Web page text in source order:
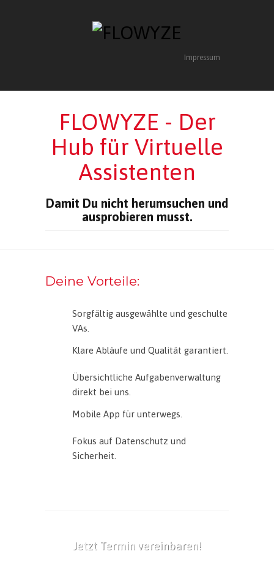
Impressum
FLOWYZE - Der
Hub für Virtuelle
Assistenten
Damit Du nicht herumsuchen und
ausprobieren musst.
Deine Vorteile:
Sorgfältig ausgewählte und geschulte
VAs.
Klare Abläufe und Qualität garantiert.
Übersichtliche Aufgabenverwaltung
direkt bei uns.
Mobile App für unterwegs.
Fokus auf Datenschutz und
Sicherheit.
Jetzt Termin vereinbaren!